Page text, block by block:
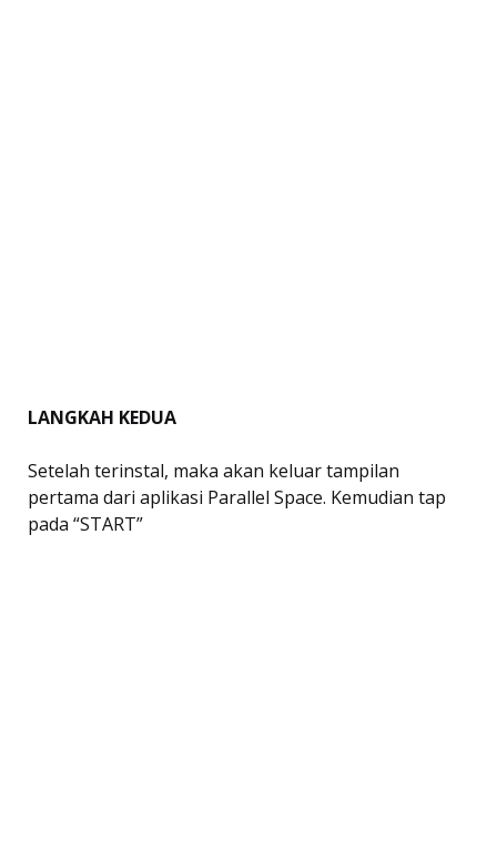
LANGKAH KEDUA
Setelah terinstal, maka akan keluar tampilan
pertama dari aplikasi Parallel Space. Kemudian tap
pada “START”